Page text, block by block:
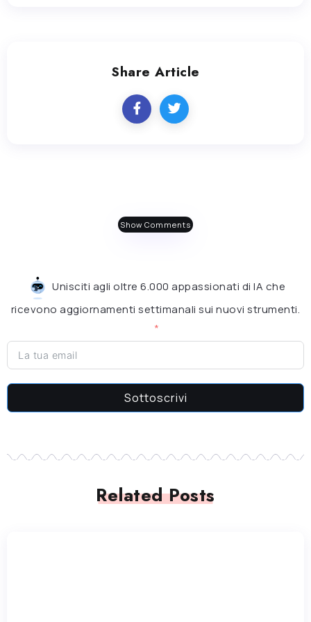
Share Article
Show Comments
Unisciti agli oltre 6.000 appassionati di IA che
ricevono aggiornamenti settimanali sui nuovi strumenti.
Sottoscrivi
Related Posts